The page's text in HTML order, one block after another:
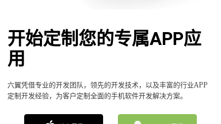
开始定制您的专属APP应
用
六翼凭借专业的开发团队，领先的开发技术，以及丰富的行业APP
定制开发经验，为客户定制全面的手机软件开发解决方案。